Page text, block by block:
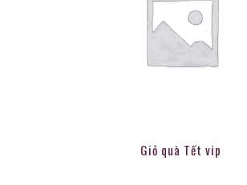
Giỏ quà Tết vip